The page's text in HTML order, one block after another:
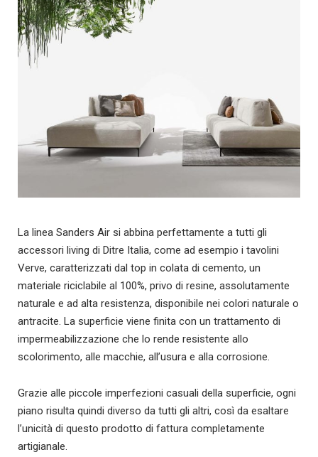
La linea Sanders Air si abbina perfettamente a tutti gli
accessori living di Ditre Italia, come ad esempio i tavolini
Verve, caratterizzati dal top in colata di cemento, un
materiale riciclabile al 100%, privo di resine, assolutamente
naturale e ad alta resistenza, disponibile nei colori naturale o
antracite. La superficie viene finita con un trattamento di
impermeabilizzazione che lo rende resistente allo
scolorimento, alle macchie, all’usura e alla corrosione.
Grazie alle piccole imperfezioni casuali della superficie, ogni
piano risulta quindi diverso da tutti gli altri, così da esaltare
l’unicità di questo prodotto di fattura completamente
artigianale.